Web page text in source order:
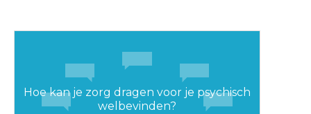
Hoe kan je zorg dragen voor je psychisch
welbevinden?